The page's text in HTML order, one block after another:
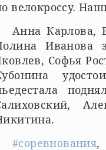
велокроссу.
Анна Карлова,
Иванова
Софья
#соревнования